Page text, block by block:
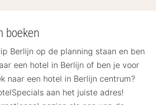
boeken
Berlijn op de planning staan en ben
een hotel in Berlijn of ben je voor
naar een hotel in Berlijn centrum?
aan het juiste adres!